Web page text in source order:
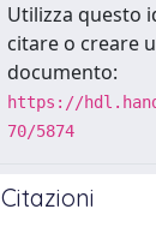
Utilizza questo
citare o creare
documento:
https://
70/5874
Citazioni